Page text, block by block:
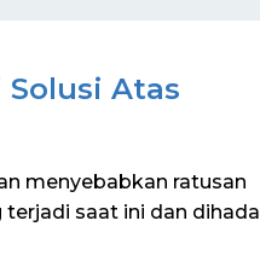
Atas
menyebabkan ratusan
saat ini dan dihada